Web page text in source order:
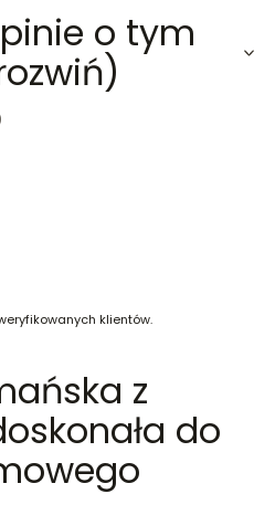
o tym
klientów.
z
do